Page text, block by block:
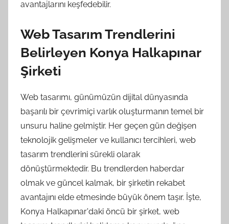
avantajlarını keşfedebilir.
Web Tasarım Trendlerini
Belirleyen Konya Halkapınar
Şirketi
Web tasarımı, günümüzün dijital dünyasında
başarılı bir çevrimiçi varlık oluşturmanın temel bir
unsuru haline gelmiştir. Her geçen gün değişen
teknolojik gelişmeler ve kullanıcı tercihleri, web
tasarım trendlerini sürekli olarak
dönüştürmektedir. Bu trendlerden haberdar
olmak ve güncel kalmak, bir şirketin rekabet
avantajını elde etmesinde büyük önem taşır. İşte,
Konya Halkapınar'daki öncü bir şirket, web